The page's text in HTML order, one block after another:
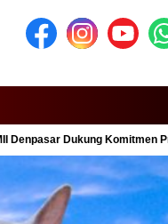
Komitmen Presiden